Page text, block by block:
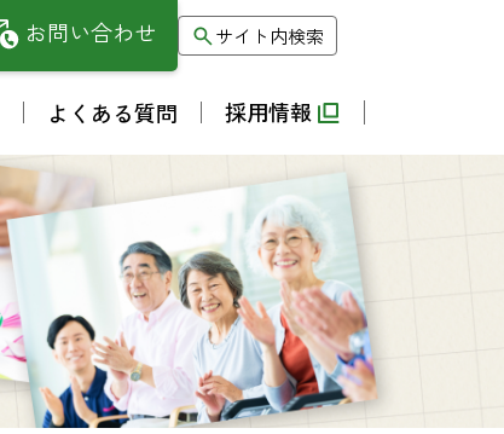
お問い合わせ サイト内検索
よくある質問 採用情報